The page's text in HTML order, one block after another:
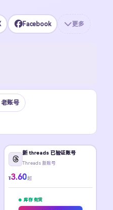
Facebook 更多
账号
新 threads 已验证账号
Threads 新账号
¥3.60 起
库存 有货